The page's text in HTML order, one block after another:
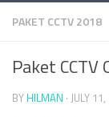
PAKET CCTV 2018
Paket
BY HILMAN · JULY